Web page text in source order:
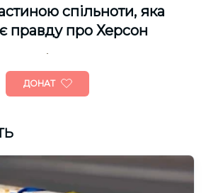
спільноти, яка
правду про Херсон
ДОНАТ